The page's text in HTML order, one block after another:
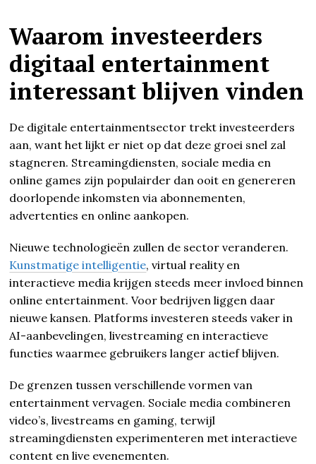
Waarom investeerders
digitaal entertainment
interessant blijven vinden
De digitale entertainmentsector trekt investeerders
aan, want het lijkt er niet op dat deze groei snel zal
stagneren. Streamingdiensten, sociale media en
online games zijn populairder dan ooit en genereren
doorlopende inkomsten via abonnementen,
advertenties en online aankopen.
Nieuwe technologieën zullen de sector veranderen.
Kunstmatige intelligentie, virtual reality en
interactieve media krijgen steeds meer invloed binnen
online entertainment. Voor bedrijven liggen daar
nieuwe kansen. Platforms investeren steeds vaker in
AI-aanbevelingen, livestreaming en interactieve
functies waarmee gebruikers langer actief blijven.
De grenzen tussen verschillende vormen van
entertainment vervagen. Sociale media combineren
video’s, livestreams en gaming, terwijl
streamingdiensten experimenteren met interactieve
content en live evenementen.